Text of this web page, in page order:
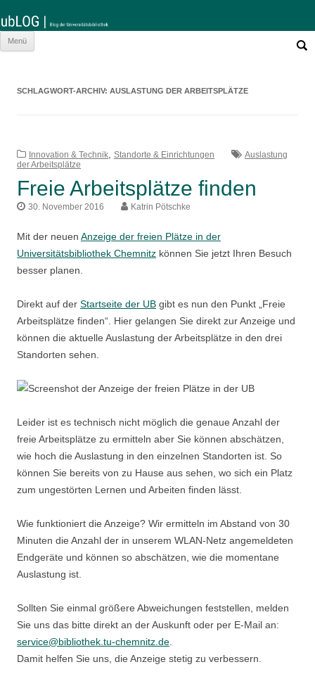
Menü
nach:
SCHLAGWORT-ARCHIV: AUSLASTUNG DER ARBEITSPLÄTZE
Innovation & Technik, Standorte & Einrichtungen
Auslastung
der Arbeitsplätze
Freie Arbeitsplätze finden
30. November 2016 Katrin Pötschke
Mit der neuen Anzeige der freien Plätze in der
Universitätsbibliothek Chemnitz können Sie jetzt Ihren Besuch
besser planen.
Direkt auf der Startseite der UB gibt es nun den Punkt „Freie
Arbeitsplätze finden“. Hier gelangen Sie direkt zur Anzeige und
können die aktuelle Auslastung der Arbeitsplätze in den drei
Standorten sehen.
Leider ist es technisch nicht möglich die genaue Anzahl der
freie Arbeitsplätze zu ermitteln aber Sie können abschätzen,
wie hoch die Auslastung in den einzelnen Standorten ist. So
können Sie bereits von zu Hause aus sehen, wo sich ein Platz
zum ungestörten Lernen und Arbeiten finden lässt.
Wie funktioniert die Anzeige? Wir ermitteln im Abstand von 30
Minuten die Anzahl der in unserem WLAN-Netz angemeldeten
Endgeräte und können so abschätzen, wie die momentane
Auslastung ist.
Sollten Sie einmal größere Abweichungen feststellen, melden
Sie uns das bitte direkt an der Auskunft oder per E-Mail an:
service@bibliothek.tu-chemnitz.de.
Damit helfen Sie uns, die Anzeige stetig zu verbessern.